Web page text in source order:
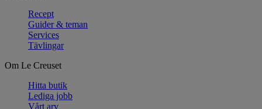
Recept
Guider & teman
Services
Tävlingar
Om Le Creuset
Hitta butik
Lediga jobb
Vårt arv